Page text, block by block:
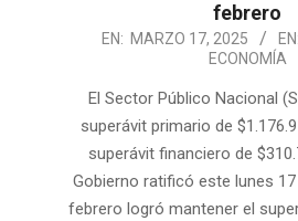
febrero
2025-EN: MARZO 17, 2025 EN:
ECONOMÍA
El Sector Público Nacional
superávit primario de
superávit financiero de
Gobierno ratificó este lunes
febrero logró mantener el